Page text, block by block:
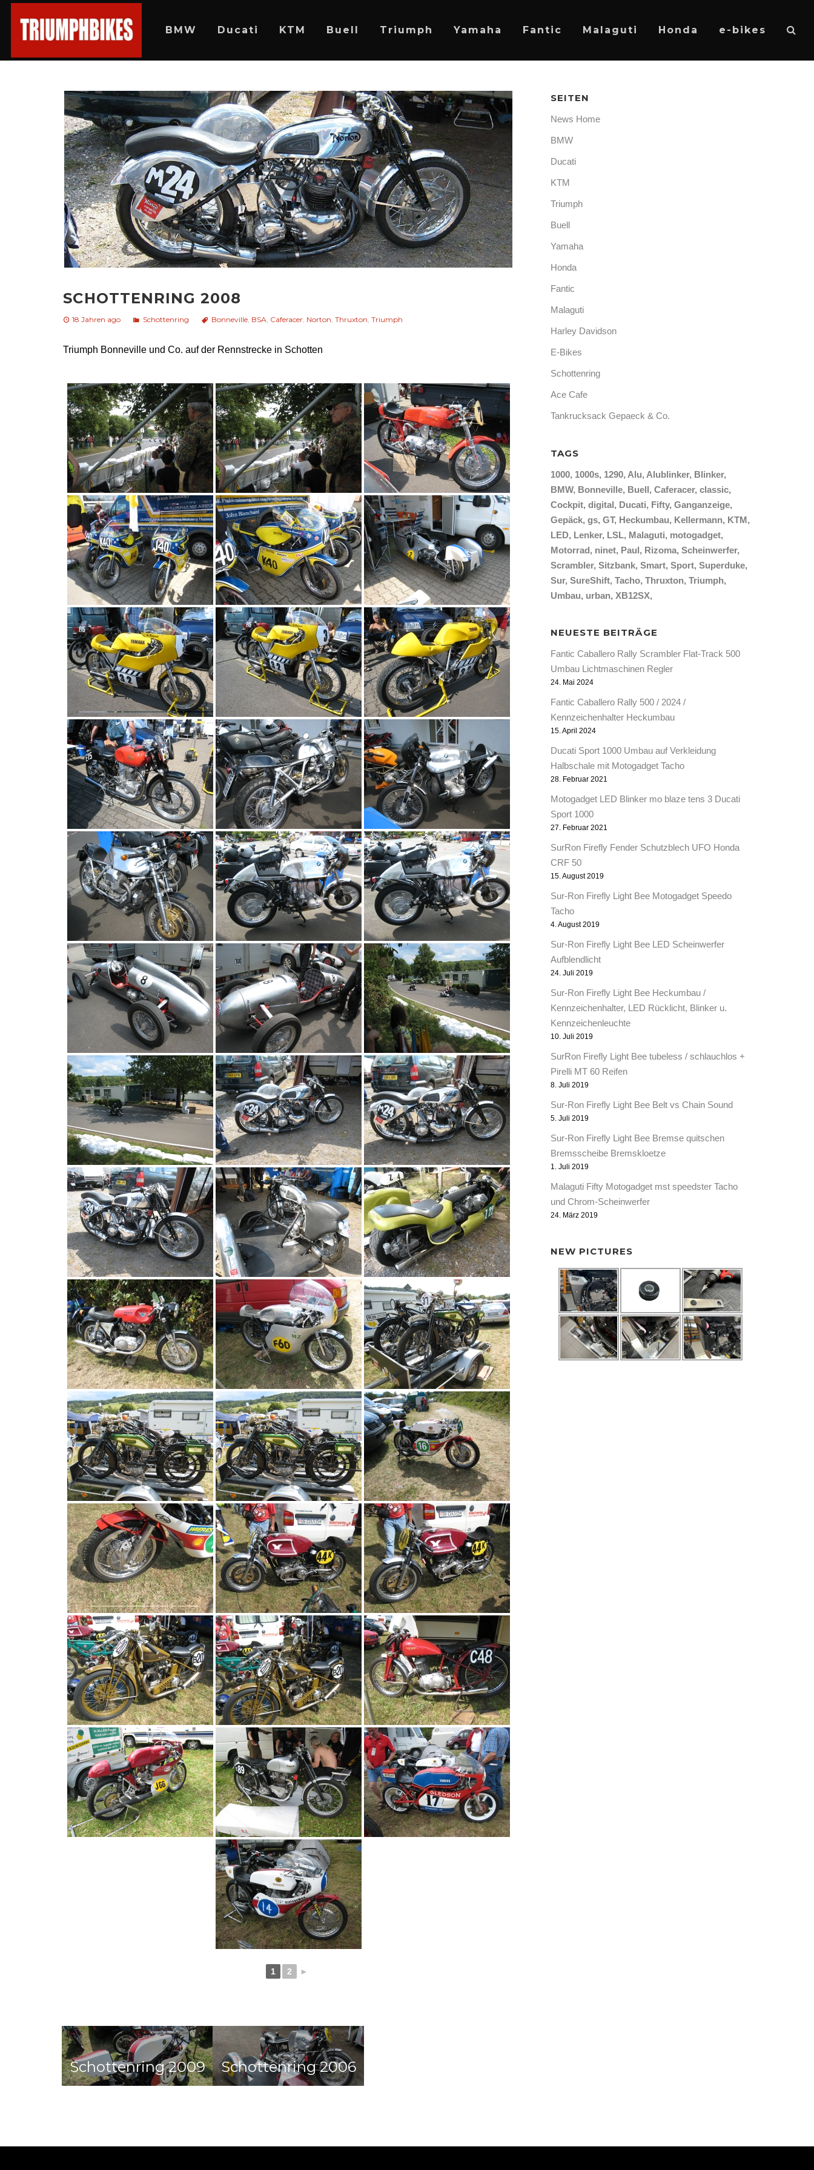
BMW Ducati KTM Buell Triumph Yamaha Fantic Malaguti Honda e-bikes
SCHOTTENRING 2008
18 Jahren ago Schottenring Bonneville, BSA, Caferacer, Norton, Thruxton, Triumph
Triumph Bonneville und Co. auf der Rennstrecke in Schotten
1 2 ►
Schottenring 2009 Schottenring 2006
SEITEN
News Home
BMW
Ducati
KTM
Triumph
Buell
Yamaha
Honda
Fantic
Malaguti
Harley Davidson
E-Bikes
Schottenring
Ace Cafe
Tankrucksack Gepaeck & Co.
TAGS
1000 1000s 1290 Alu Alublinker Blinker
BMW Bonneville Buell Caferacer classic
Cockpit digital Ducati Fifty Ganganzeige
Gepäck gs GT Heckumbau Kellermann KTM
LED Lenker LSL Malaguti motogadget
Motorrad ninet Paul Rizoma Scheinwerfer
Scrambler Sitzbank Smart Sport Superduke
Sur SureShift Tacho Thruxton Triumph
Umbau urban XB12SX
NEUESTE BEITRÄGE
Fantic Caballero Rally Scrambler Flat-Track 500
Umbau Lichtmaschinen Regler
24. Mai 2024
Fantic Caballero Rally 500 / 2024 /
Kennzeichenhalter Heckumbau
15. April 2024
Ducati Sport 1000 Umbau auf Verkleidung
Halbschale mit Motogadget Tacho
28. Februar 2021
Motogadget LED Blinker mo blaze tens 3 Ducati
Sport 1000
27. Februar 2021
SurRon Firefly Fender Schutzblech UFO Honda
CRF 50
15. August 2019
Sur-Ron Firefly Light Bee Motogadget Speedo
Tacho
4. August 2019
Sur-Ron Firefly Light Bee LED Scheinwerfer
Aufblendlicht
24. Juli 2019
Sur-Ron Firefly Light Bee Heckumbau /
Kennzeichenhalter, LED Rücklicht, Blinker u.
Kennzeichenleuchte
10. Juli 2019
SurRon Firefly Light Bee tubeless / schlauchlos +
Pirelli MT 60 Reifen
8. Juli 2019
Sur-Ron Firefly Light Bee Belt vs Chain Sound
5. Juli 2019
Sur-Ron Firefly Light Bee Bremse quitschen
Bremsscheibe Bremskloetze
1. Juli 2019
Malaguti Fifty Motogadget mst speedster Tacho
und Chrom-Scheinwerfer
24. März 2019
NEW PICTURES